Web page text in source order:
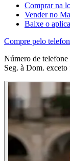
Comprar na
Vender no
Baixe o
Compre pelo
Número de
Seg. à Dom. exceto